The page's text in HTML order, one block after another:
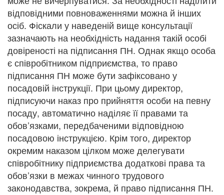
відповідними повноваженнями можна й інших
осіб. Фіскали у наведеній вище консультації
зазначають на необхідність надання такій особі
довіреності на підписання ПН. Однак якщо особа
є співробітником підприємства, то право
підписання ПН може бути зафіксовано у
посадовій інструкції. При цьому директор,
підписуючи наказ про прийняття особи на певну
посаду, автоматично наділяє її правами та
обов’язками, передбаченими відповідною
посадовою інструкцією. Крім того, директор
окремим наказом цілком може делегувати
співробітнику підприємства додаткові права та
обов’язки в межах чинного трудового
законодавства, зокрема, й право підписання ПН.